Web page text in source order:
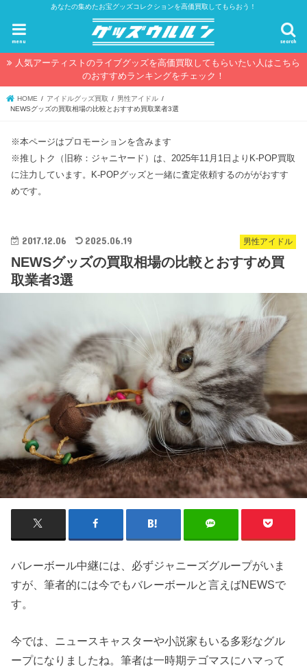
あなたの集めたお宝グッズコレクションを高価買取してもらおう！
search
menu
人気アーティストのライブグッズを高価買取してもらいたい人はこちら
のおすすめランキングをチェック！
HOME アイドルグッズ買取
男性アイドル
NEWSグッズの買取相場の比較とおすすめ買取業者3選
※本ページはプロモーションを含みます
※推しトク（旧称：ジャニヤード）は、2025年11月1日よりK-POP買取
に注力しています。K-POPグッズと一緒に査定依頼するのががおすす
めです。
男性アイドル
2017.12.06 2025.06.19
NEWSグッズの買取相場の比較とおすすめ買
取業者3選
バレーボール中継には、必ずジャニーズグループがいま
すが、筆者的には今でもバレーボールと言えばNEWSで
す。
今では、ニュースキャスターや小説家もいる多彩なグル
ープになりましたね。筆者は一時期テゴマスにハマって